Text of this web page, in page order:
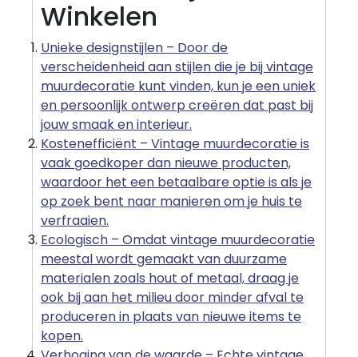
Winkelen
Unieke designstijlen – Door de
verscheidenheid aan stijlen die je bij vintage
muurdecoratie kunt vinden, kun je een uniek
en persoonlijk ontwerp creëren dat past bij
jouw smaak en interieur.
Kostenefficiënt – Vintage muurdecoratie is
vaak goedkoper dan nieuwe producten,
waardoor het een betaalbare optie is als je
op zoek bent naar manieren om je huis te
verfraaien.
Ecologisch – Omdat vintage muurdecoratie
meestal wordt gemaakt van duurzame
materialen zoals hout of metaal, draag je
ook bij aan het milieu door minder afval te
produceren in plaats van nieuwe items te
kopen.